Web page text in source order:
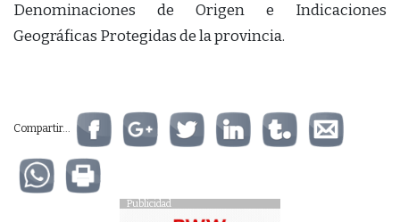
Denominaciones de Origen e Indicaciones
Geográficas Protegidas de la provincia.
Compartir...
Publicidad